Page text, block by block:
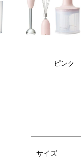
ピンク
サイズ